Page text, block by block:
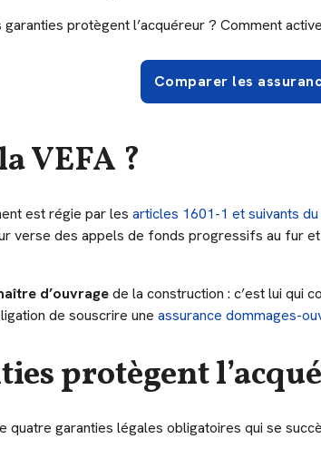
protègent l’acquéreur ? Comment
Comparer les
VEFA ?
est régie par les articles 1601-1 et suivants
verse des appels de fonds progressifs au fur
d’ouvragede la construction : c’est lui qui
de souscrire une assurance dommages-
protègent
quatre garanties légales obligatoires qui se